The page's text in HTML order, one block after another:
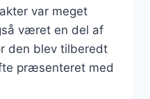
var meget
været en del af
den blev tilberedt
præsenteret med